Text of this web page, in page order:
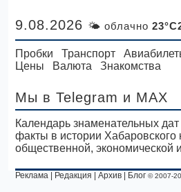
9.08.2026 🌤 облачно
Пробки Транспорт
Цены
Валюта Знакомства
Мы в Telegram и MAX
Календарь знаменательных
факты в истории Хабаровского
общественной, экономической
Реклама Редакция |Архив Блог © 2007-